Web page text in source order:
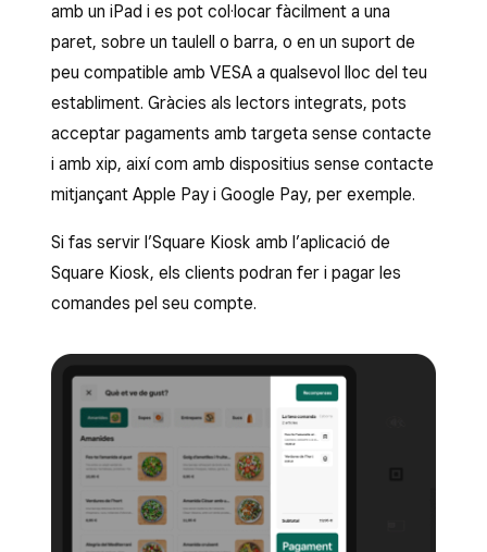
amb un iPad i es pot col·locar fàcilment a una
paret, sobre un taulell o barra, o en un suport de
peu compatible amb VESA a qualsevol lloc del teu
establiment. Gràcies als lectors integrats, pots
acceptar pagaments amb targeta sense contacte
i amb xip, així com amb dispositius sense contacte
mitjançant Apple Pay i Google Pay, per exemple.
Si fas servir l’Square Kiosk amb l’aplicació de
Square Kiosk, els clients podran fer i pagar les
comandes pel seu compte.